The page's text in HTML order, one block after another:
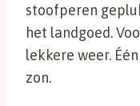
stoofperen
het landgoed.
lekkere weer.
zon.